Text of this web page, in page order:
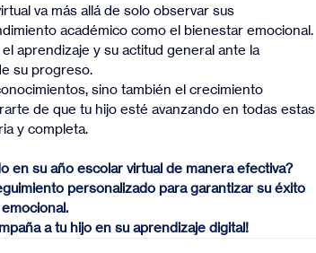
va más allá de solo observar sus
académico como el bienestar emocional.
aprendizaje y su actitud general ante la
su progreso.
sino también el crecimiento
de que tu hijo esté avanzando en todas estas
y completa.
en su año escolar virtual de manera efectiva?
personalizado para garantizar su éxito
a tu hijo en su aprendizaje digital!